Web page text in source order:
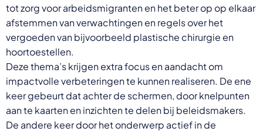
tot zorg voor arbeidsmigranten en het beter op op elkaar
afstemmen van verwachtingen en regels over het
vergoeden van bijvoorbeeld plastische chirurgie en
hoortoestellen.
Deze thema’s krijgen extra focus en aandacht om
impactvolle verbeteringen te kunnen realiseren. De ene
keer gebeurt dat achter de schermen, door knelpunten
aan te kaarten en inzichten te delen bij beleidsmakers.
De andere keer door het onderwerp actief in de